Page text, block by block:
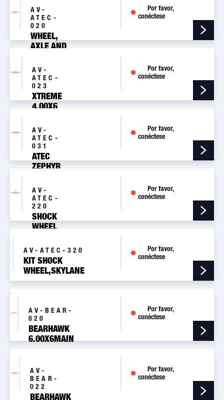
NOSE
WHEEL
ASSY
AV-
ATEC-
020
WHEEL,
AXLE AND
ATECFAETA
Por favor,
conéctese
AV-
ATEC-
023
XTREME
4.00X6
WHEEL
ASSY
Por favor,
conéctese
AV-
ATEC-
031
ATEC
ZEPHYR
NOSE
WHEEL
ASSY
Por favor,
conéctese
AV-
ATEC-
220
SHOCK
WHEEL
ATEC
ZEPHYR
1WHEEL
Por favor,
conéctese
AV-ATEC-320
KIT SHOCK
WHEEL,SKYLANE
- 1 WHEEL
Por favor,
conéctese
AV-BEAR-
020
BEARHAWK
6.00X6MAIN
Por favor,
conéctese
AV-
BEAR-
022
BEARHAWK
Por favor,
conéctese